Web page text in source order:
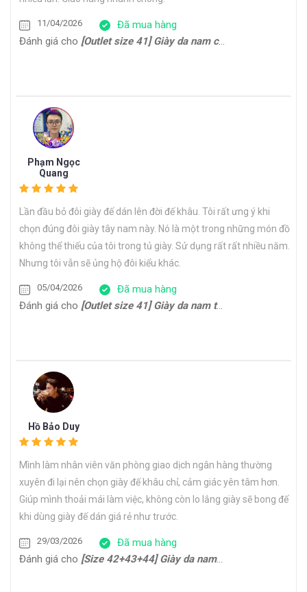
11/04/2026
Đã mua hàng
Đánh giá cho [Outlet size 41] Giày da nam cổ điển đế da bò Oxford 1701G
Phạm Ngọc
Quang
Lần đầu bỏ đôi giày đế dán lên đời đế khâu. Tôi rất ưng ý khi
chọn đúng đôi giày tây nam này. Nó là một trong những món đồ
không thể thiếu của tôi trong tủ giày. Sử dụng rất rất nhiều năm.
Nhưng tôi vẫn sẽ ủng hộ đôi kiểu khác.
05/04/2026
Đã mua hàng
Đánh giá cho [Outlet size 41] Giày da nam trẻ trung Derby CDB0170G
Hồ Bảo Duy
Mình làm nhân viên văn phòng giao dịch ngân hàng thường
xuyên đi lại nên chọn giày đế khâu chỉ, cảm giác yên tâm hơn.
Giúp mình thoải mái làm việc, không còn lo lắng giày sẽ bong đế
khi dùng giày đế dán giá rẻ như trước.
29/03/2026
Đã mua hàng
Đánh giá cho [Size 42+43+44] Giày da nam công sở form thon gọn Oxford HH22794